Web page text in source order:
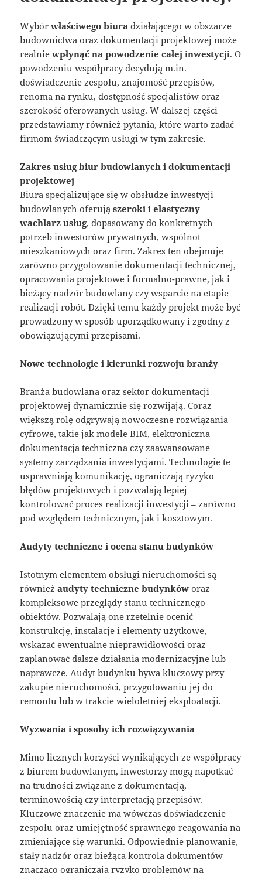
Wybórwłaściwego biura działającego w obszarze
budownictwa oraz dokumentacji projektowej może
realniewpłynąć na powodzenie całej inwestycji. O
powodzeniu współpracy decydują m.in.
doświadczenie zespołu, znajomość przepisów,
renoma na rynku, dostępność specjalistów oraz
szerokość oferowanych usług. W dalszej części
przedstawiamy również pytania, które warto zadać
firmom świadczącym usługi w tym zakresie.
Zakres usług biur budowlanych i dokumentacji
projektowej
Biura specjalizujące się w obsłudze inwestycji
budowlanych oferująszeroki i elastyczny
wachlarz usług, dopasowany do konkretnych
potrzeb inwestorów prywatnych, wspólnot
mieszkaniowych oraz firm. Zakres ten obejmuje
zarówno przygotowanie dokumentacji technicznej,
opracowania projektowe i formalno-prawne, jak i
bieżący nadzór budowlany czy wsparcie na etapie
realizacji robót. Dzięki temu każdy projekt może być
prowadzony w sposób uporządkowany i zgodny z
obowiązującymi przepisami.
Nowe technologie i kierunki rozwoju branży
Branża budowlana oraz sektor dokumentacji
projektowej dynamicznie się rozwijają. Coraz
większą rolę odgrywają nowoczesne rozwiązania
cyfrowe, takie jak modele BIM, elektroniczna
dokumentacja techniczna czy zaawansowane
systemy zarządzania inwestycjami. Technologie te
usprawniają komunikację, ograniczają ryzyko
błędów projektowych i pozwalają lepiej
kontrolować proces realizacji inwestycji – zarówno
pod względem technicznym, jak i kosztowym.
Audyty techniczne i ocena stanu budynków
Istotnym elementem obsługi nieruchomości są
równieżaudyty techniczne budynków oraz
kompleksowe przeglądy stanu technicznego
obiektów. Pozwalają one rzetelnie ocenić
konstrukcję, instalacje i elementy użytkowe,
wskazać ewentualne nieprawidłowości oraz
zaplanować dalsze działania modernizacyjne lub
naprawcze. Audyt budynku bywa kluczowy przy
zakupie nieruchomości, przygotowaniu jej do
remontu lub w trakcie wieloletniej eksploatacji.
Wyzwania i sposoby ich rozwiązywania
Mimo licznych korzyści wynikających ze współpracy
z biurem budowlanym, inwestorzy mogą napotkać
na trudności związane z dokumentacją,
terminowością czy interpretacją przepisów.
Kluczowe znaczenie ma wówczas doświadczenie
zespołu oraz umiejętność sprawnego reagowania na
zmieniające się warunki. Odpowiednie planowanie,
stały nadzór oraz bieżąca kontrola dokumentów
znacząco ograniczają ryzyko problemów na